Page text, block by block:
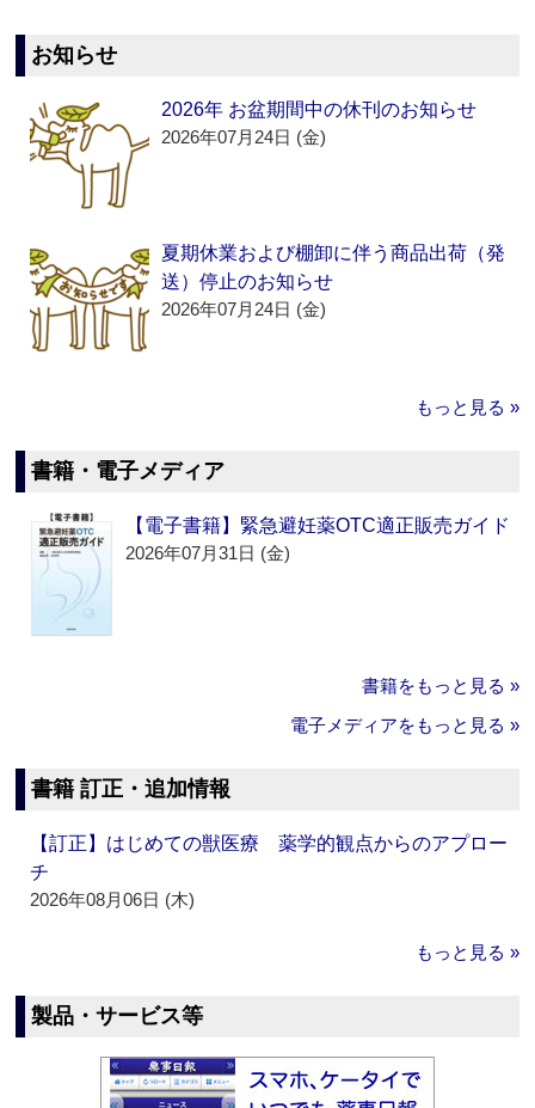
お知らせ
2026年 お盆期間中の休刊のお知らせ
2026年07月24日 (金)
夏期休業および棚卸に伴う商品出荷（発
送）停止のお知らせ
2026年07月24日 (金)
もっと見る »
書籍・電子メディア
【電子書籍】緊急避妊薬OTC適正販売ガイド
2026年07月31日 (金)
書籍をもっと見る »
電子メディアをもっと見る »
書籍 訂正・追加情報
【訂正】はじめての獣医療 薬学的観点からのアプロー
チ
2026年08月06日 (木)
もっと見る »
製品・サービス等